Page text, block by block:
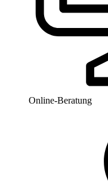
Online-Beratung